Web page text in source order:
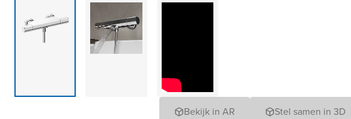
Bekijk in AR Stel samen in 3D